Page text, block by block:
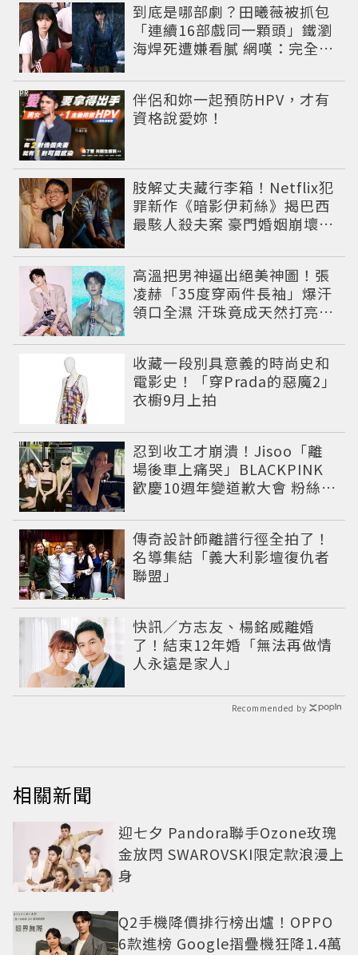
到底是哪部劇？田曦薇被抓包
「連續16部戲同一顆頭」鐵瀏
海焊死遭嫌看膩 網嘆：完全分
伴侶和妳一起預防HPV，才有
資格說愛妳！
PR
肢解丈夫藏行李箱！Netflix犯
罪新作《暗影伊莉絲》揭巴西
最駭人殺夫案 豪門婚姻崩壞釀
高溫把男神逼出絕美神圖！張
凌赫「35度穿兩件長袖」爆汗
領口全濕 汗珠竟成天然打亮帥
收藏一段別具意義的時尚史和
電影史！「穿Prada的惡魔2」
衣櫥9月上拍
忍到收工才崩潰！Jisoo「離
場後車上痛哭」BLACKPINK
歡慶10週年變道歉大會 粉絲看
傳奇設計師離譜行徑全拍了！
名導集結「義大利影壇復仇者
聯盟」
快訊／方志友、楊銘威離婚
了！結束12年婚「無法再做情
人永遠是家人」
Recommended by
相關新聞
迎七夕 Pandora聯手Ozone玫瑰
金放閃 SWAROVSKI限定款浪漫上
身
Q2手機降價排行榜出爐！OPPO
6款進榜 Google摺疊機狂降1.4萬